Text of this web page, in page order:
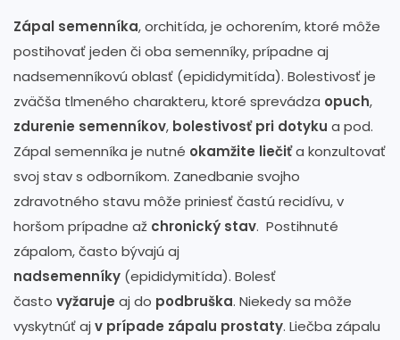
Zápal semenníka, orchitída, je ochorením, ktoré môže
postihovať jeden či oba semenníky, prípadne aj
nadsemenníkovú oblasť (epididymitída). Bolestivosť je
zväčša tlmeného charakteru, ktoré sprevádza opuch,
zdurenie semenníkov, bolestivosť pri dotyku a pod.
Zápal semenníka je nutné okamžite liečiťa konzultovať
svoj stav s odborníkom. Zanedbanie svojho
zdravotného stavu môže priniesť častú recidívu, v
horšom prípadne až chronický stav. Postihnuté
zápalom, často bývajú aj
nadsemenníky (epididymitída). Bolesť
často vyžaruje aj do podbruška. Niekedy sa môže
vyskytnúť aj v prípade zápalu prostaty. Liečba zápalu